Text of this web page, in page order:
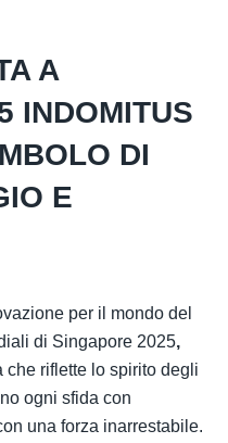
A
INDOMITUS
DI
E
per il mondo del
di Singapore 2025,
che riflette lo spirito degli
ogni sfida con
una forza inarrestabile.